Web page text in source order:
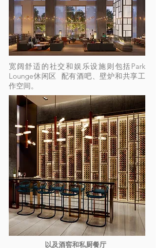
宽阔舒适的社交和娱乐设施则包括Park
Lounge休闲区 配有酒吧、壁炉和共享工
作空间。
​以及酒窖和私厨餐厅